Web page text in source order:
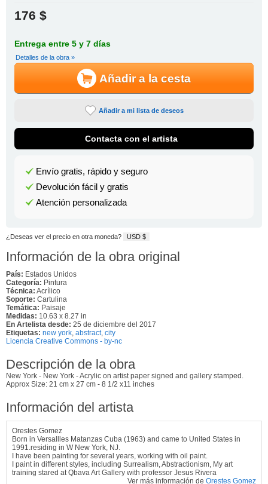
176 $
Entrega entre 5 y 7 días
Detalles de la obra »
Añadir a la cesta
Añadir a mi lista de deseos
Contacta con el artista
Envío gratis, rápido y seguro
Devolución fácil y gratis
Atención personalizada
¿Deseas ver el precio en otra moneda? USD $
Información de la obra original
País: Estados Unidos
Categoría: Pintura
Técnica: Acrílico
Soporte: Cartulina
Temática: Paisaje
Medidas: 10.63 x 8.27 in
En Artelista desde: 25 de diciembre del 2017
Etiquetas: new york, abstract, city
Licencia Creative Commons - by-nc
Descripción de la obra
New York - New York - Acrylic on artist paper signed and gallery stamped.
Approx Size: 21 cm x 27 cm - 8 1/2 x11 inches
Información del artista
Orestes Gomez
Born in Versallles Matanzas Cuba (1963) and came to United States in
1991.residing in W New York, NJ.
I have been painting for several years, working with oil paint.
I paint in different styles, including Surrealism, Abstractionism, My art
training stared at Qbava Art Gallery with professor Jesus Rivera
Ver más información de Orestes Gomez